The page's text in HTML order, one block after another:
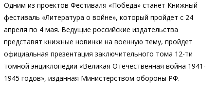
Одним из проектов Фестиваля «Победа» станет Книжный
фестиваль «Литература о войне», который пройдет с 24
апреля по 4 мая. Ведущие российские издательства
представят книжные новинки на военную тему, пройдет
официальная презентация заключительного тома 12-ти
томной энциклопедии «Великая Отечественная война 1941-
1945 годов», изданная Министерством обороны РФ.